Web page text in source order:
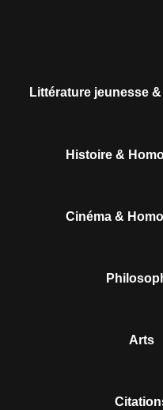
Littérature jeunesse
Histoire &
Cinéma &
Arts